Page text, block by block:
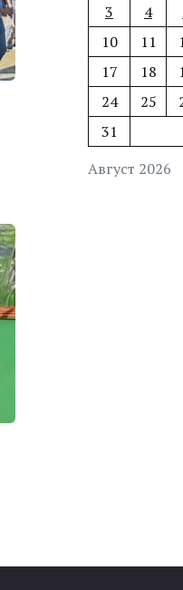
Август 2026
3
4
10
11
17
18
24
25
31